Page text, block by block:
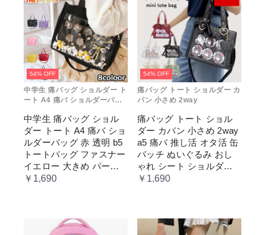
54% OFF
中学生 痛バッグ ショルダー ト
ート A4 痛バ ショルダーバッ
中学生 痛バッグ ショル
ダー トート A4 痛バ ショ
ルダーバッグ 赤 透明 b5
トートバッグ ファスナー
イエロー 大きめ パープ
ル 水色 いたばっく 痛バ
推し色 肩掛け レディー
￥1,690
54% OFF
痛バッグ トート ショルダー カ
バン 小さめ 2way
痛バッグ トート ショル
ダー カバン 小さめ 2way
a5 痛バ 推し活 オタ活 缶
バッチ ぬいぐるみ おし
ゃれ シート ショルダー
バッグ 透明 ポケット ク
￥1,690